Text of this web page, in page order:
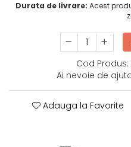
Durata de livrare: Acest
Cod Produs:
Ai nevoie de
Adauga la Favorite